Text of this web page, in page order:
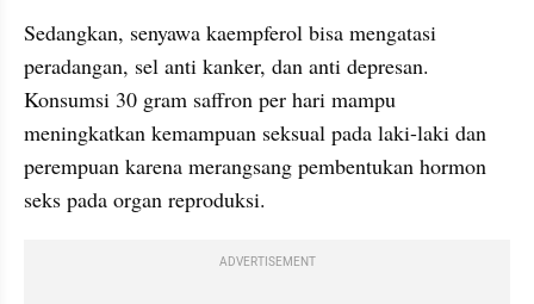
Sedangkan, senyawa kaempferol bisa mengatasi
peradangan, sel anti kanker, dan anti depresan.
Konsumsi 30 gram saffron per hari mampu
meningkatkan kemampuan seksual pada laki-laki dan
perempuan karena merangsang pembentukan hormon
seks pada organ reproduksi.
ADVERTISEMENT